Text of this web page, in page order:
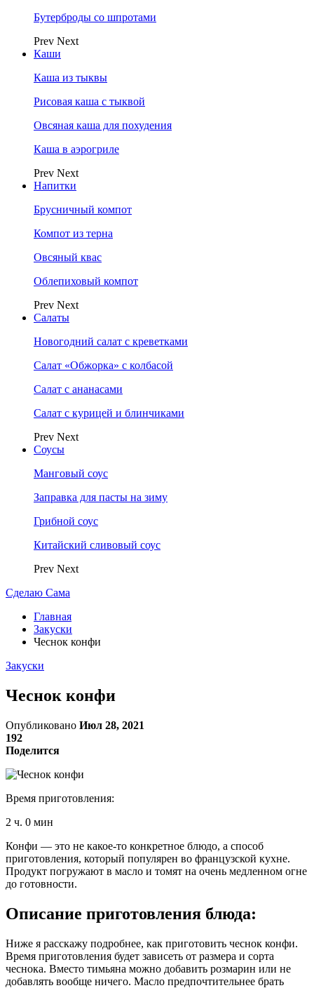
Бутерброды со шпротами
Prev Next
Каши
Каша из тыквы
Рисовая каша с тыквой
Овсяная каша для похудения
Каша в аэрогриле
Prev Next
Напитки
Брусничный компот
Компот из терна
Овсяный квас
Облепиховый компот
Prev Next
Салаты
Новогодний салат с креветками
Салат «Обжорка» с колбасой
Салат с ананасами
Салат с курицей и блинчиками
Prev Next
Соусы
Манговый соус
Заправка для пасты на зиму
Грибной соус
Китайский сливовый соус
Prev Next
Сделаю Сама
Главная
Закуски
Чеснок конфи
Закуски
Чеснок конфи
Опубликовано Июл 28, 2021
192
Поделится
Время приготовления:
2 ч. 0 мин
Конфи — это не какое-то конкретное блюдо, а способ
приготовления, который популярен во французской кухне.
Продукт погружают в масло и томят на очень медленном огне
до готовности.
Описание приготовления блюда:
Ниже я расскажу подробнее, как приготовить чеснок конфи.
Время приготовления будет зависеть от размера и сорта
чеснока. Вместо тимьяна можно добавить розмарин или не
добавлять вообще ничего. Масло предпочтительнее брать